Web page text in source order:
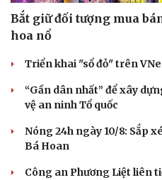
Bắt giữ đối tượng mua
hoa nổ
Triển khai "sổ đỏ" trên
“Gần dân nhất” để xây
vệ an ninh Tổ quốc
Nóng 24h ngày 10/8: Sắp
Bá Hoan
Công an Phương Liệt liên